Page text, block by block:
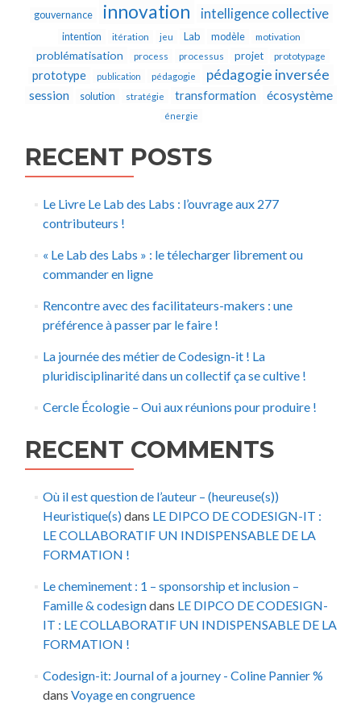
gouvernance innovation intelligence collective
intention itération jeu Lab modèle motivation
problématisation process processus projet prototypage
prototype publication pédagogie pédagogie inversée
session solution stratégie transformation écosystème
énergie
RECENT POSTS
Le Livre Le Lab des Labs : l’ouvrage aux 277
contributeurs !
« Le Lab des Labs » : le télecharger librement ou
commander en ligne
Rencontre avec des facilitateurs-makers : une
préférence à passer par le faire !
La journée des métier de Codesign-it ! La
pluridisciplinarité dans un collectif ça se cultive !
Cercle Écologie – Oui aux réunions pour produire !
RECENT COMMENTS
Où il est question de l’auteur – (heureuse(s))
Heuristique(s)dans LE DIPCO DE CODESIGN-IT :
LE COLLABORATIF UN INDISPENSABLE DE LA
FORMATION !
Le cheminement : 1 – sponsorship et inclusion –
Famille & codesigndans LE DIPCO DE CODESIGN-
IT : LE COLLABORATIF UN INDISPENSABLE DE LA
FORMATION !
Codesign-it: Journal of a journey - Coline Pannier %
dans Voyage en congruence